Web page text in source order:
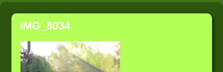
Zum
Inhalt
springenIMG_8034